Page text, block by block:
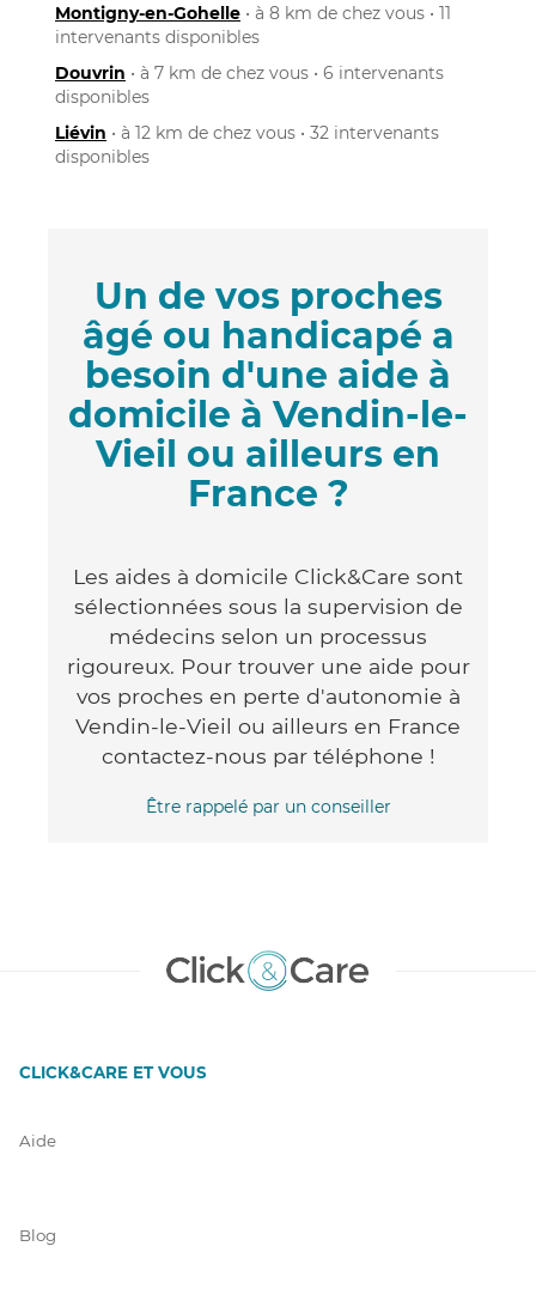
Montigny-en-Gohelle • à 8 km de chez vous • 11
intervenants disponibles
Douvrin • à 7 km de chez vous • 6 intervenants
disponibles
Liévin • à 12 km de chez vous • 32 intervenants
disponibles
Un de vos proches
âgé ou handicapé a
besoin d'une aide à
domicile à Vendin-le-
Vieil ou ailleurs en
France ?
Les aides à domicile Click&Care sont
sélectionnées sous la supervision de
médecins selon un processus
rigoureux. Pour trouver une aide pour
vos proches en perte d'autonomie à
Vendin-le-Vieil ou ailleurs en France
contactez-nous par téléphone !
Être rappelé par un conseiller
CLICK&CARE ET VOUS
Aide
Blog